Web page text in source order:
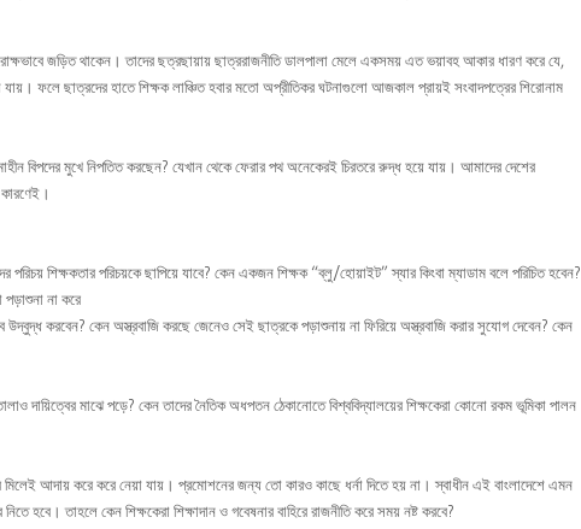
জড়িত থাকেন। তাদের ছত্রছায়ায় ছাত্ররাজনীতি ডালপালা মেলে একসময় এত ভয়াবহ আকার ধারণ করে যে,
যায়। ফলে ছাত্রদের হাতে শিক্ষক লাঞ্চিত হবার মতো অপ্রীতিকর ঘটনাগুলো আজকাল প্রায়ই সংবাদপত্রের শিরোনাম
বিপদের মুখে নিপতিত করছেন? যেখান থেকে ফেরার পথ অনেকেরই চিরতরে রুদ্ধ হয়ে যায়। আমাদের দেশের
পরিচয় শিক্ষকতার পরিচয়কে ছাপিয়ে যাবে? কেন একজন শিক্ষক “ব্লু/হোয়াইট” স্যার কিংবা ম্যাডাম বলে পরিচিত হবেন?
না করে
উদ্বুদ্ধ করবেন? কেন অস্ত্রবাজি করছে জেনেও সেই ছাত্রকে পড়াশুনায় না ফিরিয়ে অস্ত্রবাজি করার সুযোগ দেবেন? কেন
দায়িত্বের মাঝে পড়ে? কেন তাদের নৈতিক অধপতন ঠেকানোতে বিশ্ববিদ্যালয়ের শিক্ষকেরা কোনো রকম ভূমিকা পালন
মিলেই আদায় করে করে নেয়া যায়। প্রমোশনের জন্য তো কারও কাছে ধর্না দিতে হয় না। স্বাধীন এই বাংলাদেশে এমন
হবে। তাহলে কেন শিক্ষকেরা শিক্ষাদান ও গবেষনার বাহিরে রাজনীতি করে সময় নষ্ট করবে?